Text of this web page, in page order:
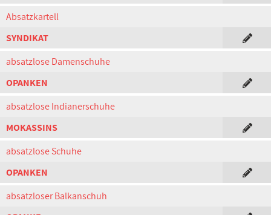
Absatzkartell
SYNDIKAT
absatzlose Damenschuhe
OPANKEN
absatzlose Indianerschuhe
MOKASSINS
absatzlose Schuhe
OPANKEN
absatzloser Balkanschuh